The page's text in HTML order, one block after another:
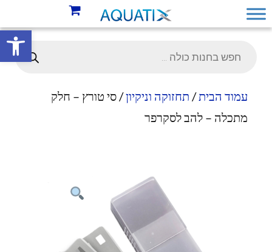
פתח
עמוד הבית/ תחזוקה וניקיון/ סי טורץ – חלק
מתכלה – להב לסקרפר